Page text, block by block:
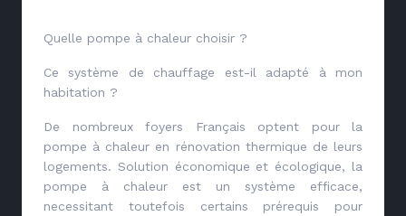
Quelle pompe à chaleur choisir ?
Ce système de chauffage est-il adapté à mon
habitation ?
De nombreux foyers Français optent pour la
pompe à chaleur en rénovation thermique de leurs
logements. Solution économique et écologique, la
pompe à chaleur est un système efficace,
necessitant toutefois certains prérequis pour